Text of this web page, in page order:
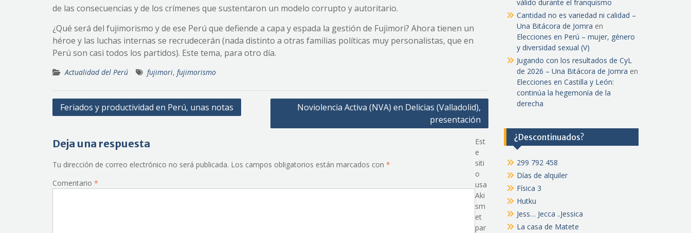
de las consecuencias y de los crímenes que sustentaron un modelo corrupto y autoritario.
¿Qué será del fujimorismo y de ese Perú que defiende a capa y espada la gestión de Fujimori? Ahora tienen un
héroe y las luchas internas se recrudecerán (nada distinto a otras familias políticas muy personalistas, que en
Perú son casi todos los partidos). Este tema, para otro día.
Actualidad del Perú fujimori, fujimorismo
Navegación
entradas
Feriados y productividad en Perú, unas notas
Noviolencia Activa (NVA) en Delicias (Valladolid),
presentación
Deja una respuesta
Tu dirección de correo electrónico no será publicada. Los campos obligatorios están marcados con *
Comentario *
Est
e
siti
o
usa
Aki
sm
et
par
válido durante el franquismo
Cantidad no es variedad ni calidad –
Una Bitácora de Jomra en
Elecciones en Perú – mujer, género
y diversidad sexual (V)
Jugando con los resultados de CyL
de 2026 – Una Bitácora de Jomra en
Elecciones en Castilla y León:
continúa la hegemonía de la
derecha
¿Descontinuados?
299 792 458
Días de alquiler
Física 3
Hutku
Jess… Jecca ..Jessica
La casa de Matete